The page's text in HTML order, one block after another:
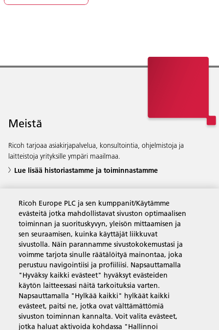
Meistä
Ricoh tarjoaa asiakirjapalvelua, konsultointia, ohjelmistoja ja
laitteistoja yrityksille ympäri maailmaa.
Lue lisää historiastamme ja toiminnastamme
Yritysratkaisut
Tuotteet ja palvelut
Tuki ja yhteystiedot
Resurssit
Ricoh Europe PLC ja sen kumppanit/Käytämme
evästeitä jotka mahdollistavat sivuston optimaalisen
toiminnan ja suorituskyvyn, yleisön mittaamisen ja
sen seuraamisen, kuinka käyttäjät liikkuvat
sivustolla. Näin parannamme sivustokokemustasi ja
voimme tarjota sinulle räätälöityä mainontaa, joka
perustuu navigointiisi ja profiiliisi. Napsauttamalla
"Hyväksy kaikki evästeet" hyväksyt evästeiden
käytön laitteessasi näitä tarkoituksia varten.
Napsauttamalla "Hylkää kaikki" hylkäät kaikki
evästeet, paitsi ne, jotka ovat välttämättömiä
sivuston toiminnan kannalta. Voit valita evästeet,
jotka haluat aktivoida kohdassa "Hallinnoi